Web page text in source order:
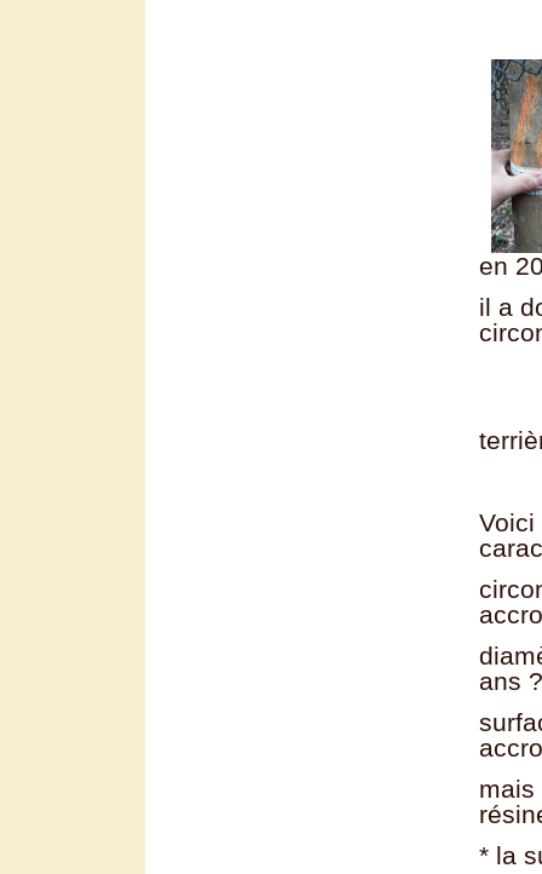
en
il a
Voici
ans
mais
* la